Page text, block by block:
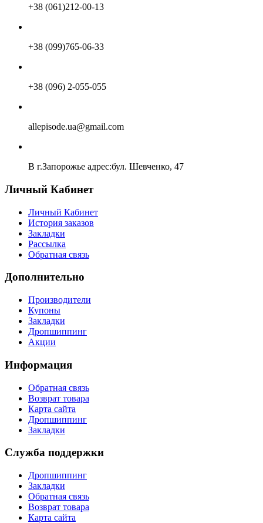
+38 (061)212-00-13
+38 (099)765-06-33
+38 (096) 2-055-055
allepisode.ua@gmail.com
В г.Запорожье адрес:бул. Шевченко, 47
Личный Кабинет
Личный Кабинет
История заказов
Закладки
Рассылка
Обратная связь
Дополнительно
Производители
Купоны
Закладки
Дропшиппинг
Акции
Информация
Обратная связь
Возврат товара
Карта сайта
Дропшиппинг
Закладки
Служба поддержки
Дропшиппинг
Закладки
Обратная связь
Возврат товара
Карта сайта